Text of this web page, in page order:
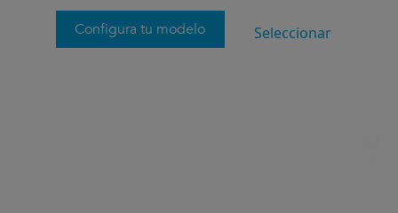
Configura tu modelo Seleccionar